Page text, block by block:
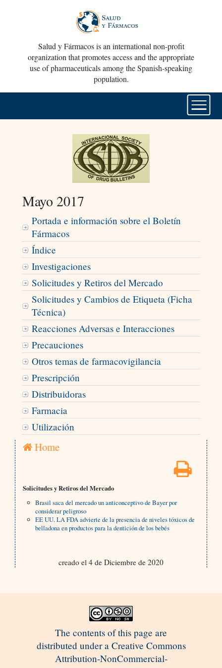
Salud y Fármacos is an international non-profit
organization that promotes access and the appropriate
use of pharmaceuticals among the Spanish-speaking
population.
Mayo 2017
Portada e información sobre el Boletín
Fármacos
Índice
Investigaciones
Solicitudes y Retiros del Mercado
Solicitudes y Cambios de Etiqueta (Ficha
Técnica)
Reacciones Adversas e Interacciones
Precauciones
Otros temas de farmacovigilancia
Prescripción
Distribuidoras
Farmacia
Utilización
Home
Solicitudes y Retiros del Mercado
Brasil saca del mercado un anticonceptivo de Bayer por
considerar peligroso
EE UU. LA FDA advierte de la presencia de niveles tóxicos de
belladona en productos para la dentición de los bebés
creado el 4 de Diciembre de 2020
The contents of this page are
distributed under a Creative Commons
Attribution-NonCommercial-